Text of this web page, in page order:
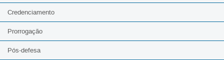
Credenciamento
Prorrogação
Pós-defesa